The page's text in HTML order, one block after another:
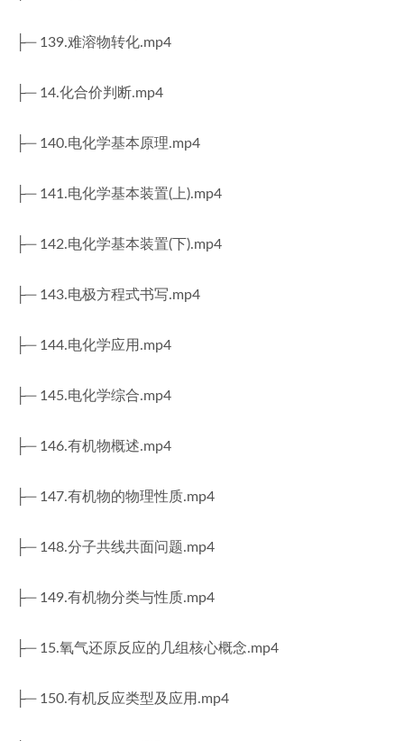
├─ 139.难溶物转化.mp4
├─ 14.化合价判断.mp4
├─ 140.电化学基本原理.mp4
├─ 141.电化学基本装置(上).mp4
├─ 142.电化学基本装置(下).mp4
├─ 143.电极方程式书写.mp4
├─ 144.电化学应用.mp4
├─ 145.电化学综合.mp4
├─ 146.有机物概述.mp4
├─ 147.有机物的物理性质.mp4
├─ 148.分子共线共面问题.mp4
├─ 149.有机物分类与性质.mp4
├─ 15.氧气还原反应的几组核心概念.mp4
├─ 150.有机反应类型及应用.mp4